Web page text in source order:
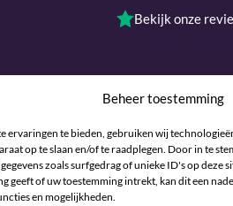
Beheer toestemming
ervaringen te bieden, gebruiken wij
op te slaan en/of te raadplegen. Door in te
zoals surfgedrag of unieke ID's op deze
geeft of uw toestemming intrekt, kan dit een
en mogelijkheden.
Bekijk onze
Maintained and